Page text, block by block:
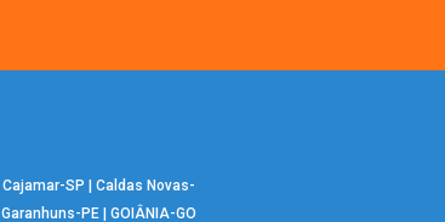
Cajamar-SP | Caldas Novas-
Garanhuns-PE | GOIÂNIA-GO